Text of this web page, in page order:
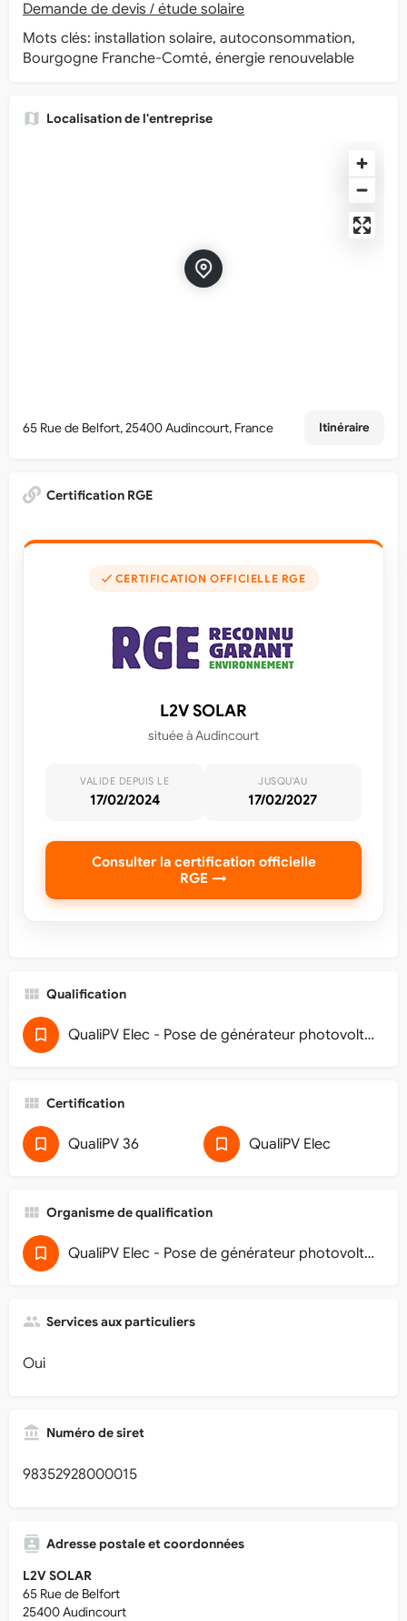
Demande de devis / étude solaire
Mots clés: installation solaire, autoconsommation,
Bourgogne Franche-Comté, énergie renouvelable
Localisation de l'entreprise
65 Rue de Belfort, 25400 Audincourt, France Itinéraire
Certification RGE
✓ CERTIFICATION OFFICIELLE RGE
L2V SOLAR
située à Audincourt
VALIDE DEPUIS LE
17/02/2024
JUSQU'AU
17/02/2027
Consulter la certification officielle
RGE →
Qualification
QualiPV Elec - Pose de générateur photovoltaïque raccordé au réseau (32)
Certification
QualiPV 36 QualiPV Elec
Organisme de qualification
QualiPV Elec - Pose de générateur photovoltaïque raccordé au réseau (32)
Services aux particuliers
Oui
Numéro de siret
98352928000015
Adresse postale et coordonnées
L2V SOLAR
65 Rue de Belfort
25400 Audincourt